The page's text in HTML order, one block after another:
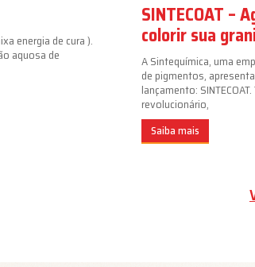
energia de cura ).
aquosa de
SINTECOAT –
colorir sua
A Sintequímica, uma
de pigmentos,
lançamento:
revolucionário,
Saiba mais